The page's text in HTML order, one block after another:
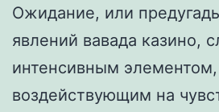
Ожидание, или
явлений вавада казино,
интенсивным элементом,
воздействующим на